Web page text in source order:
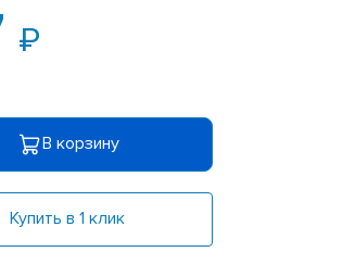
В корзину
Купить в 1 клик